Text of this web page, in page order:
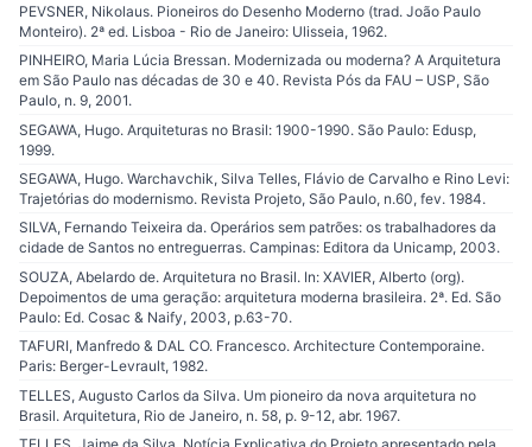
PEVSNER, Nikolaus. Pioneiros do Desenho Moderno (trad. João Paulo
Monteiro). 2ª ed. Lisboa - Rio de Janeiro: Ulisseia, 1962.
PINHEIRO, Maria Lúcia Bressan. Modernizada ou moderna? A Arquitetura
em São Paulo nas décadas de 30 e 40. Revista Pós da FAU – USP, São
Paulo, n. 9, 2001.
SEGAWA, Hugo. Arquiteturas no Brasil: 1900-1990. São Paulo: Edusp,
1999.
SEGAWA, Hugo. Warchavchik, Silva Telles, Flávio de Carvalho e Rino Levi:
Trajetórias do modernismo. Revista Projeto, São Paulo, n.60, fev. 1984.
SILVA, Fernando Teixeira da. Operários sem patrões: os trabalhadores da
cidade de Santos no entreguerras. Campinas: Editora da Unicamp, 2003.
SOUZA, Abelardo de. Arquitetura no Brasil. In: XAVIER, Alberto (org).
Depoimentos de uma geração: arquitetura moderna brasileira. 2ª. Ed. São
Paulo: Ed. Cosac & Naify, 2003, p.63-70.
TAFURI, Manfredo & DAL CO. Francesco. Architecture Contemporaine.
Paris: Berger-Levrault, 1982.
TELLES, Augusto Carlos da Silva. Um pioneiro da nova arquitetura no
Brasil. Arquitetura, Rio de Janeiro, n. 58, p. 9-12, abr. 1967.